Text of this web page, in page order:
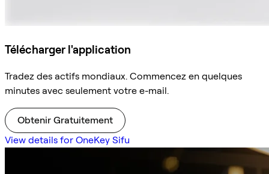
Télécharger l'application
Tradez des actifs mondiaux. Commencez en quelques
minutes avec seulement votre e-mail.
Obtenir Gratuitement
View details for OneKey Sifu